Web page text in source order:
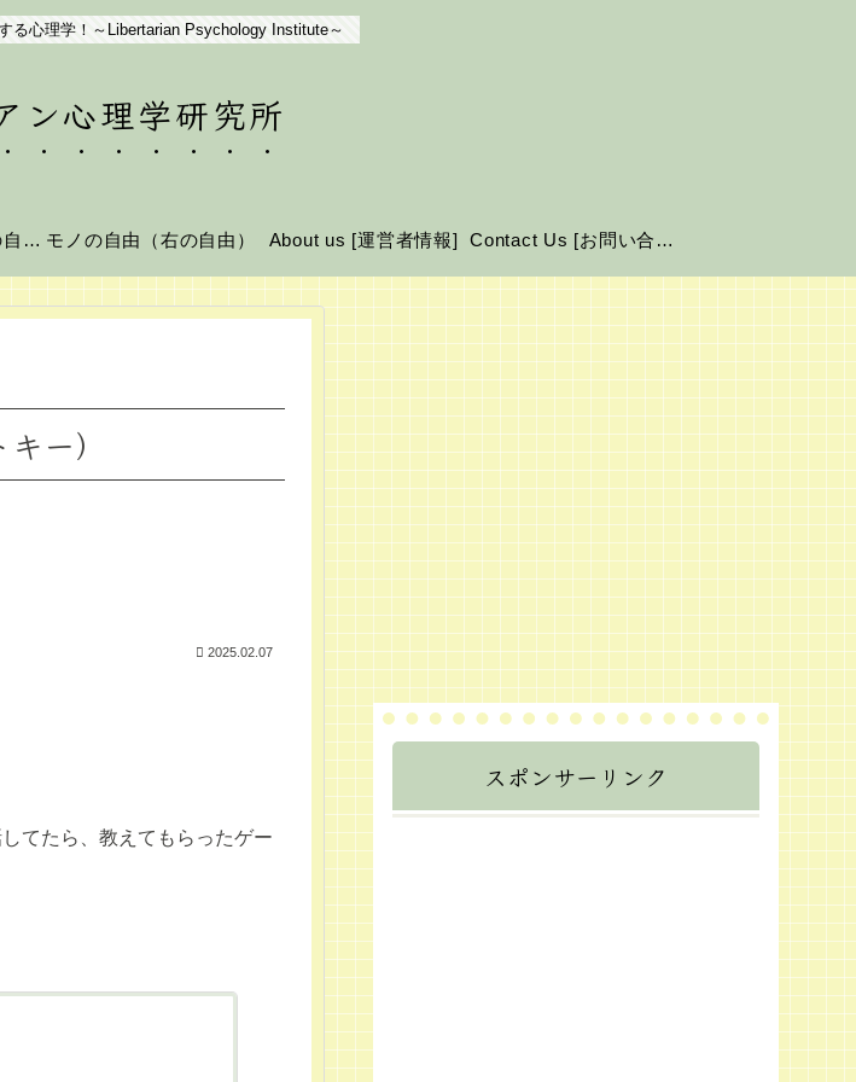
る心理学！～Libertarian Psychology Institute～
ン心理学研究所
ココロの自由（左の自由） モノの自由（右の自由） About us [運営者情報] Contact Us [お問い合わせ]
ー）
2025.02.07
てたら、教えてもらったゲー
スポンサーリンク